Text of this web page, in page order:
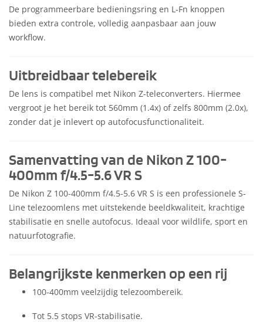
De programmeerbare bedieningsring en L-Fn knoppen
bieden extra controle, volledig aanpasbaar aan jouw
workflow.
Uitbreidbaar telebereik
De lens is compatibel met Nikon Z-teleconverters. Hiermee
vergroot je het bereik tot 560mm (1.4x) of zelfs 800mm (2.0x),
zonder dat je inlevert op autofocusfunctionaliteit.
Samenvatting van de Nikon Z 100-
400mm f/4.5-5.6 VR S
De Nikon Z 100-400mm f/4.5-5.6 VR S is een professionele S-
Line telezoomlens met uitstekende beeldkwaliteit, krachtige
stabilisatie en snelle autofocus. Ideaal voor wildlife, sport en
natuurfotografie.
Belangrijkste kenmerken op een rij
100-400mm veelzijdig telezoombereik.
Tot 5.5 stops VR-stabilisatie.